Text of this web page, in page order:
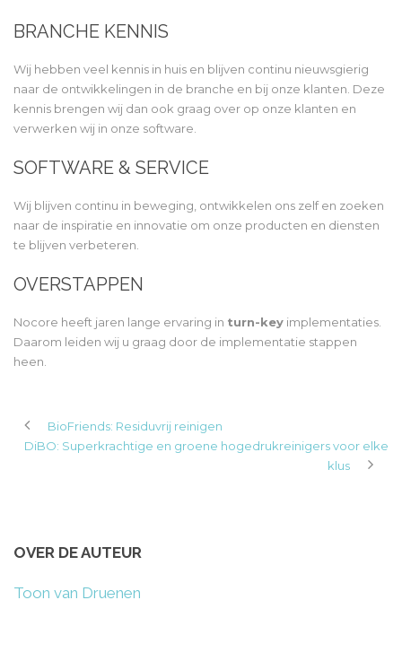
BRANCHE KENNIS
Wij hebben veel kennis in huis en blijven continu nieuwsgierig
naar de ontwikkelingen in de branche en bij onze klanten. Deze
kennis brengen wij dan ook graag over op onze klanten en
verwerken wij in onze software.
SOFTWARE & SERVICE
Wij blijven continu in beweging, ontwikkelen ons zelf en zoeken
naar de inspiratie en innovatie om onze producten en diensten
te blijven verbeteren.
OVERSTAPPEN
Nocore heeft jaren lange ervaring in turn-key implementaties.
Daarom leiden wij u graag door de implementatie stappen
heen.
BioFriends: Residuvrij reinigen
DiBO: Superkrachtige en groene hogedrukreinigers voor elke
klus
OVER DE AUTEUR
Toon van Druenen